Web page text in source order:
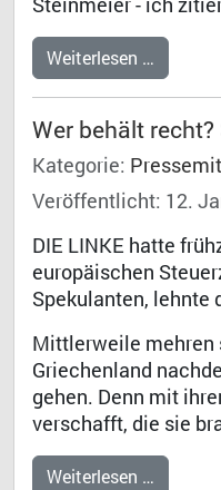
Steinmeier - ich
Weiterlesen …
Wer behält
Kategorie:
Veröffentlicht: 12.
DIE LINKE hatte
europäischen
Spekulanten, lehnte
Mittlerweile mehren
Griechenland
gehen. Denn mit
verschafft, die sie
Weiterlesen …